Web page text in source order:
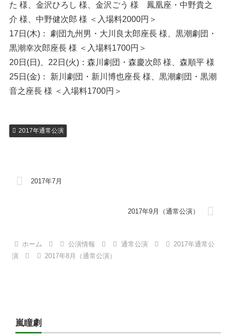
た 様、金沢ひろし 様、金沢ごう 様 鳳凰座・中野貴之
介 様、中野健次郎 様 ＜入場料2000円＞
17日(木)： 劇団九州男・大川良太郎座長 様、黒潮劇団・
黒潮幸次郎座長 様 ＜入場料1700円＞
20日(日)、22日(火)：森川劇団・森慶次郎 様、森順平 様
25日(金)： 新川劇団・新川博也座長 様、黒潮劇団・黒潮
音之座長 様 ＜入場料1700円＞
2017年通常公演
2017年7月
2017年9月（通常公演）
ホーム 公演情報 通常公演
2017年通常公
演
2017年8月（通常公演）
嵐瞳劇